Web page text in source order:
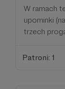
W ramach
upominki
trzech
Patroni: 1